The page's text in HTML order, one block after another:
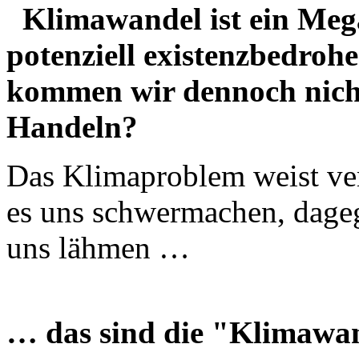
Klimawandel ist ein
potenziell
kommen wir dennoch
Handeln?
Das Klimaproblem weist
es uns schwermachen,
uns lähmen …
… das sind die